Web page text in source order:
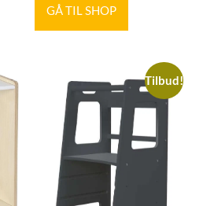
GÅ TIL SHOP
Tilbud!